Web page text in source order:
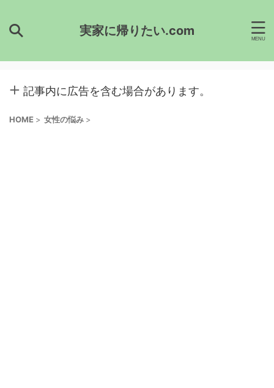
実家に帰りたい.com
記事内に広告を含む場合があります。
HOME > 女性の悩み >